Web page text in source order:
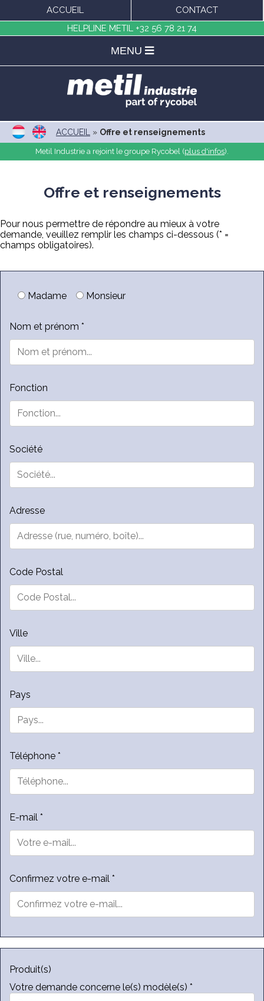
ACCUEIL
CONTACT
HELPLINE METIL +32 56 78 21 74
MENU
ACCUEIL » Offre et renseignements
Metil Industrie a rejoint le groupe Rycobel (plus d'infos).
Offre et renseignements
Pour nous permettre de répondre au mieux à votre
demande, veuillez remplir les champs ci-dessous (* =
champs obligatoires).
Madame Monsieur
Nom et prénom *
Fonction
Société
Adresse
Code Postal
Ville
Pays
Téléphone *
E-mail *
Confirmez votre e-mail *
Produit(s)
Votre demande concerne le(s) modèle(s) *